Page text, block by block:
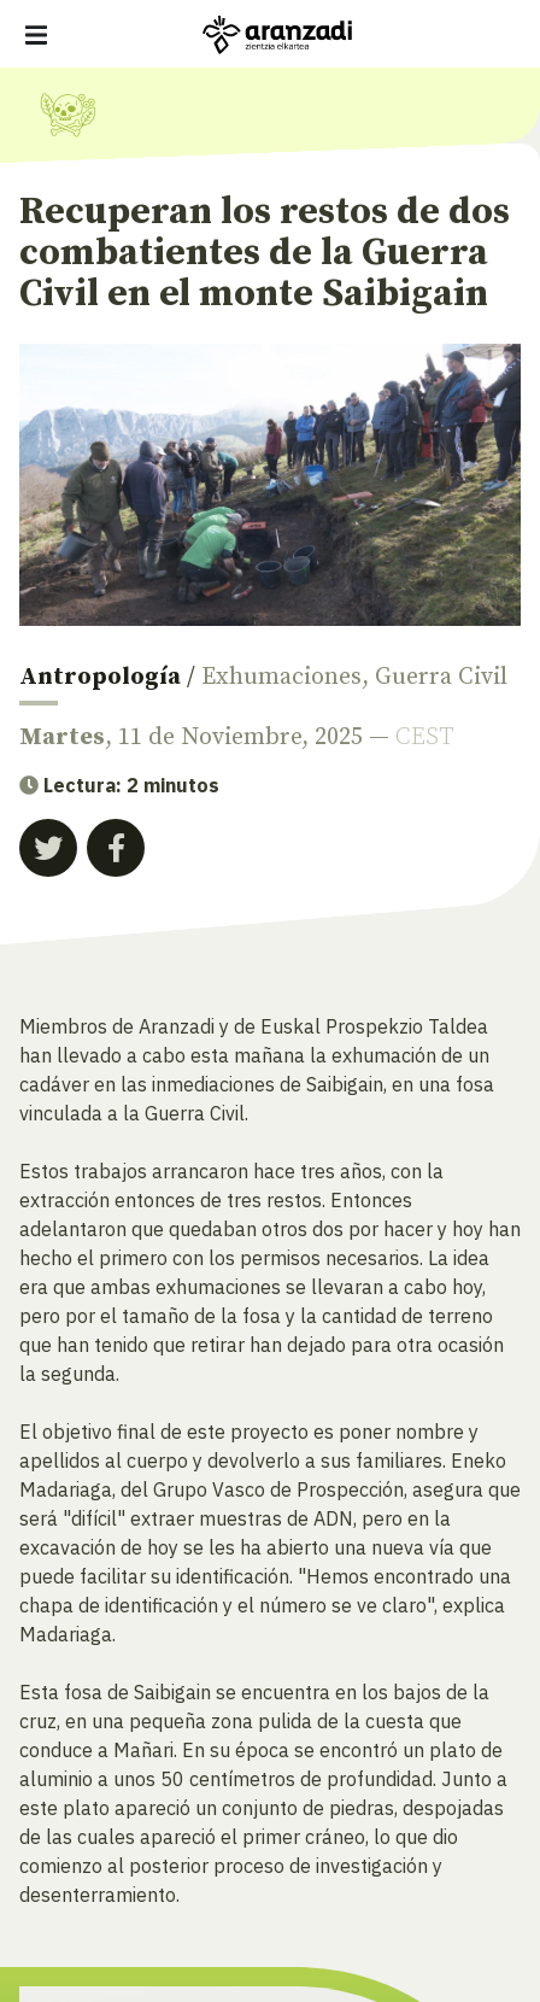
Recuperan los restos de dos
combatientes de la Guerra
Civil en el monte Saibigain
Antropología / Exhumaciones, Guerra Civil
Martes, 11 de Noviembre, 2025 — CEST
Lectura: 2 minutos
Miembros de Aranzadi y de Euskal Prospekzio Taldea
han llevado a cabo esta mañana la exhumación de un
cadáver en las inmediaciones de Saibigain, en una fosa
vinculada a la Guerra Civil.
Estos trabajos arrancaron hace tres años, con la
extracción entonces de tres restos. Entonces
adelantaron que quedaban otros dos por hacer y hoy han
hecho el primero con los permisos necesarios. La idea
era que ambas exhumaciones se llevaran a cabo hoy,
pero por el tamaño de la fosa y la cantidad de terreno
que han tenido que retirar han dejado para otra ocasión
la segunda.
El objetivo final de este proyecto es poner nombre y
apellidos al cuerpo y devolverlo a sus familiares. Eneko
Madariaga, del Grupo Vasco de Prospección, asegura que
será "difícil" extraer muestras de ADN, pero en la
excavación de hoy se les ha abierto una nueva vía que
puede facilitar su identificación. "Hemos encontrado una
chapa de identificación y el número se ve claro", explica
Madariaga.
Esta fosa de Saibigain se encuentra en los bajos de la
cruz, en una pequeña zona pulida de la cuesta que
conduce a Mañari. En su época se encontró un plato de
aluminio a unos 50 centímetros de profundidad. Junto a
este plato apareció un conjunto de piedras, despojadas
de las cuales apareció el primer cráneo, lo que dio
comienzo al posterior proceso de investigación y
desenterramiento.